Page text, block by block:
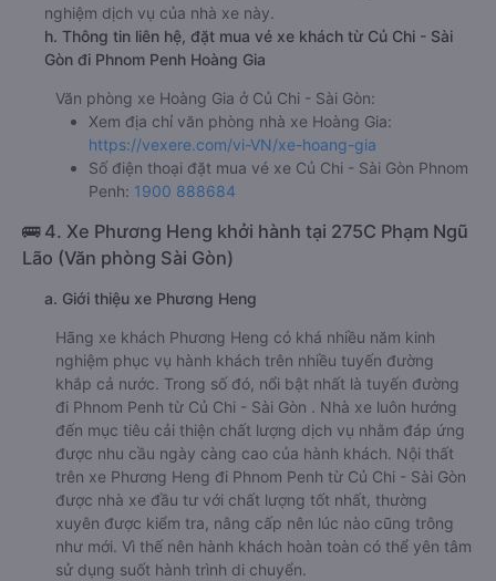
nghiệm dịch vụ của nhà xe này.
h. Thông tin liên hệ, đặt mua vé xe khách từ Củ Chi - Sài
Gòn đi Phnom Penh Hoàng Gia
Văn phòng xe Hoàng Gia ở Củ Chi - Sài Gòn:
Xem địa chỉ văn phòng nhà xe Hoàng Gia:
https://vexere.com/vi-VN/xe-hoang-gia
Số điện thoại đặt mua vé xe Củ Chi - Sài Gòn Phnom
Penh: 1900 888684
🚌 4. Xe Phương Heng khởi hành tại 275C Phạm Ngũ
Lão (Văn phòng Sài Gòn)
a. Giới thiệu xe Phương Heng
Hãng xe khách Phương Heng có khá nhiều năm kinh
nghiệm phục vụ hành khách trên nhiều tuyến đường
khắp cả nước. Trong số đó, nổi bật nhất là tuyến đường
đi Phnom Penh từ Củ Chi - Sài Gòn . Nhà xe luôn hướng
đến mục tiêu cải thiện chất lượng dịch vụ nhằm đáp ứng
được nhu cầu ngày càng cao của hành khách. Nội thất
trên xe Phương Heng đi Phnom Penh từ Củ Chi - Sài Gòn
được nhà xe đầu tư với chất lượng tốt nhất, thường
xuyên được kiểm tra, nâng cấp nên lúc nào cũng trông
như mới. Vì thế nên hành khách hoàn toàn có thể yên tâm
sử dụng suốt hành trình di chuyển.